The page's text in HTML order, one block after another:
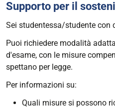
Supporto per il
Sei studentessa/studente con
Puoi richiedere modalità
d'esame, con le misure
spettano per legge.
Per informazioni su:
Quali misure si possono